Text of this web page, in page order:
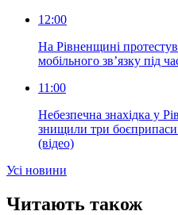
12:00
На Рівненщині
мобільного зв’язку під
11:00
Небезпечна знахідка у
знищили три боєприпаси
(відео)
Усi новини
Читають також